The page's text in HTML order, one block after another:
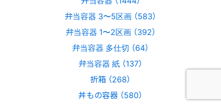
弁当容器 3〜5区画 （583）
弁当容器 1〜2区画 （392）
弁当容器 多仕切 （64）
弁当容器 紙 （137）
折箱 （268）
丼もの容器 （580）